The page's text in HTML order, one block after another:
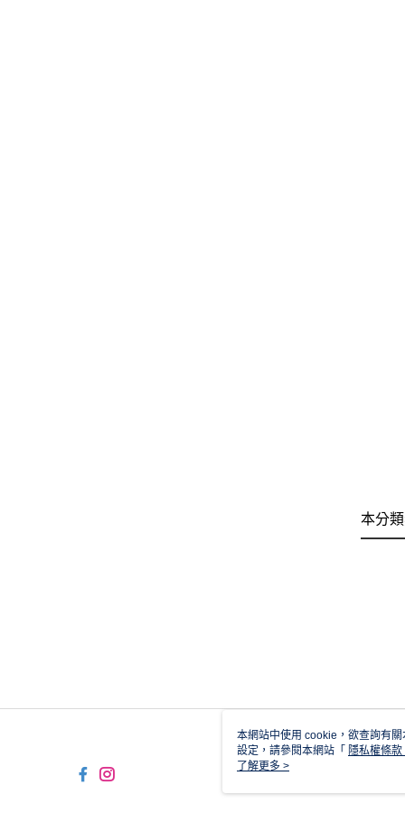
本分
本網站中使用 cookie，欲查詢有
設定，請參閱本網站「 隱私權條款
使用 cookie。
了解更多 >